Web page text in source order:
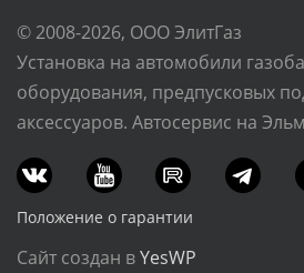
© 2008-2026, ООО ЭлитГаз
Установка на автомобили
оборудования, предпусковых
аксессуаров. Автосервис на
Положение о гарантии
Сайт создан вYesWP